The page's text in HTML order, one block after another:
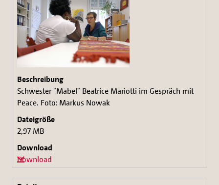
Schwester "Mabel" Beatrice Mariotti im Gespräch mit
Peace. Foto: Markus Nowak
2,97 MB
Download